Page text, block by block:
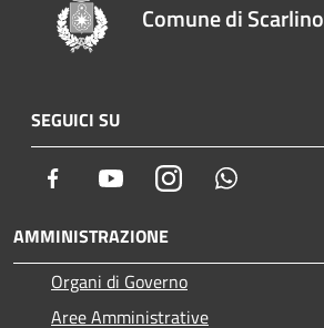
Comune di Scarlino
SEGUICI SU
Facebook YoutubeInstagram
AMMINISTRAZIONE
Organi di Governo
Aree Amministrative